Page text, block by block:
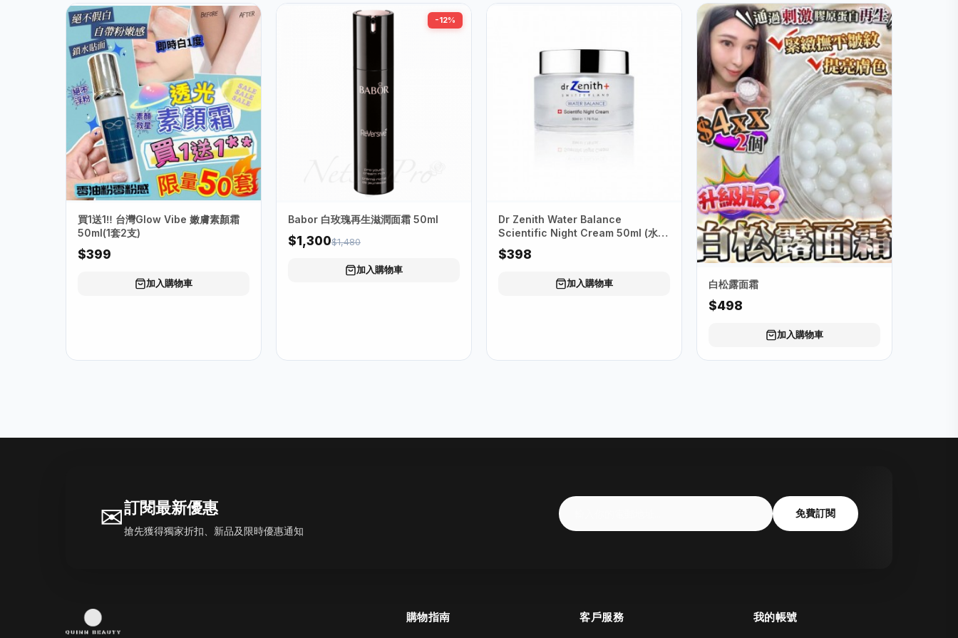
買1送1‼️ 台灣Glow Vibe 嫩膚素顏霜
50ml(1套2支)
$399
加入購物車
-12%
Babor 白玫瑰再生滋潤面霜 50ml
$1,300$1,480
加入購物車
Dr Zenith Water Balance
Scientific Night Cream 50ml (水衡
科研水感晚霜 )
$398
加入購物車 白松露面霜
$498
加入購物車
✉訂閱最新優惠
搶先獲得獨家折扣、新品及限時優惠通知
免費訂閱
購物指南 客戶服務 我的帳號